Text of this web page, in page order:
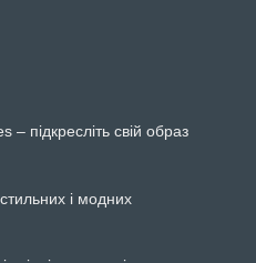
підкресліть свій образ
і модних